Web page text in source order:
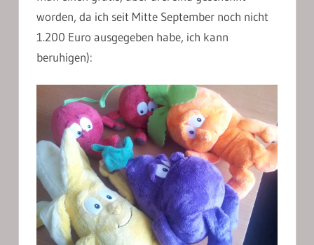
worden, da ich seit Mitte September noch nicht
1.200 Euro ausgegeben habe, ich kann
beruhigen):